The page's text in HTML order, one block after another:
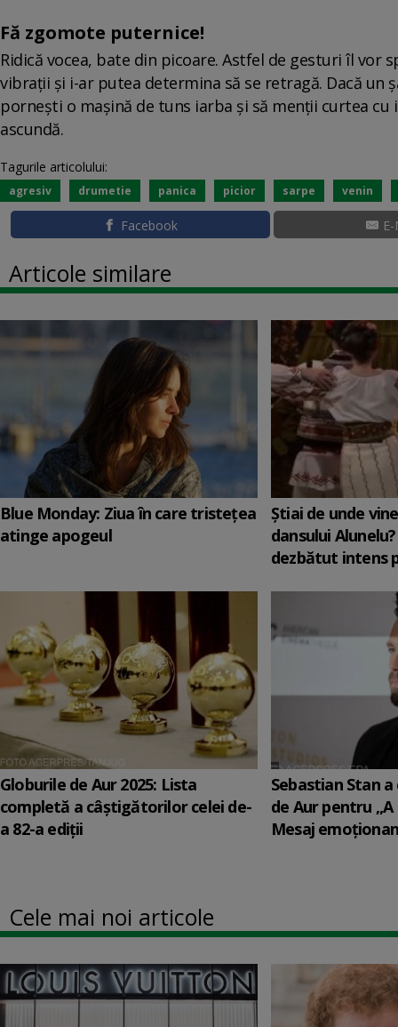
Fă zgomote puternice!
Ridică vocea, bate din picoare. Astfel de gesturi îl vor
vibrații și i-ar putea determina să se retragă. Dacă un
pornești o mașină de tuns iarba și să menții curtea
ascundă.
Tagurile articolului:
agresiv drumetie panica picior sarpe venin
Facebook
Articole similare
Blue Monday: Ziua în care tristețea
atinge apogeul
Știai de unde
dansului
dezbătut intens
Globurile de Aur 2025: Lista
completă a câștigătorilor celei de-
a 82-a ediții
Sebastian Stan
de Aur pentru
Mesaj
Cele mai noi articole